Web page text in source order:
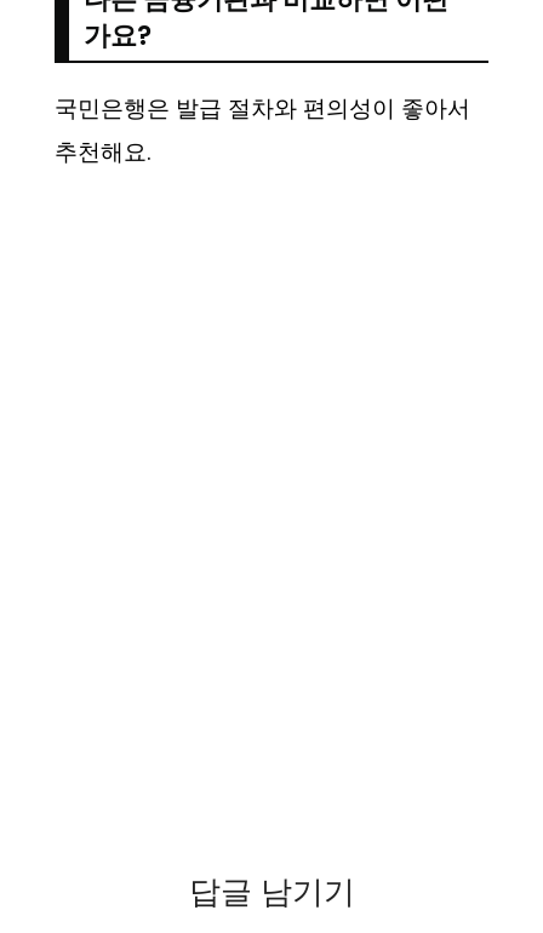
가요?
국민은행은 발급 절차와 편의성이 좋아서
추천해요.
답글 남기기